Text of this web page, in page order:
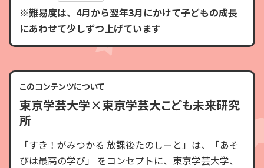
※難易度は、4月から翌年3月にかけて子どもの成長
にあわせて少しずつ上げています
このコンテンツについて
東京学芸大学×東京学芸大こども未来研究
所
「すき！がみつかる 放課後たのしーと」は、「あそ
びは最高の学び」 をコンセプトに、東京学芸大学、